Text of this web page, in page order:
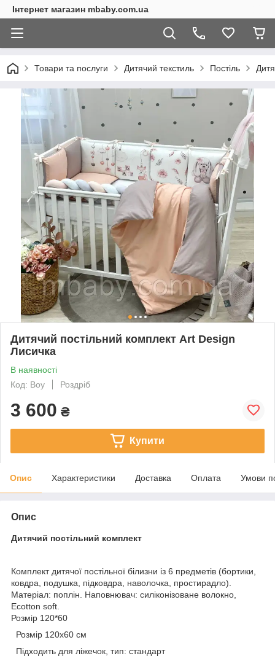
Інтернет магазин mbaby.com.ua
Товари та послуги Дитячий текстиль Постіль
Дитячий постільний комплект Art Design
Лисичка
В наявності
Код: Boy
Роздріб
3 600 ₴
Купити
Опис Характеристики Доставка Оплата Умови
Опис
Дитячий постільний комплект
Комплект дитячої постільної білизни із 6 предметів (бортики,
ковдра, подушка, підковдра, наволочка, простирадло).
Матеріал: поплін. Наповнювач: силіконізоване волокно,
Ecotton soft.
Розмір 120*60
Розмір 120х60 см
Підходить для ліжечок, тип: стандарт